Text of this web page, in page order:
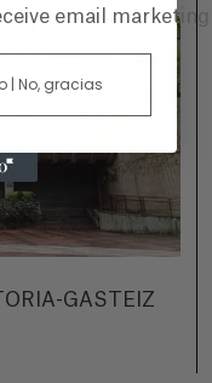
GASTEIZ
email
| No, gracias